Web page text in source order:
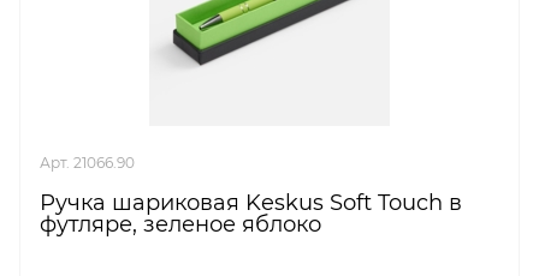
Арт. 21066.90
Ручка шариковая Keskus Soft Touch в
футляре, зеленое яблоко